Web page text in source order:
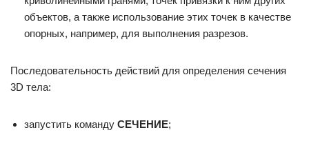
объектов, а также использование этих точек в качестве
опорных, например, для выполнения разрезов.
Последовательность действий для определения сечения
3D тела:
запустить команду СЕЧЕНИЕ;